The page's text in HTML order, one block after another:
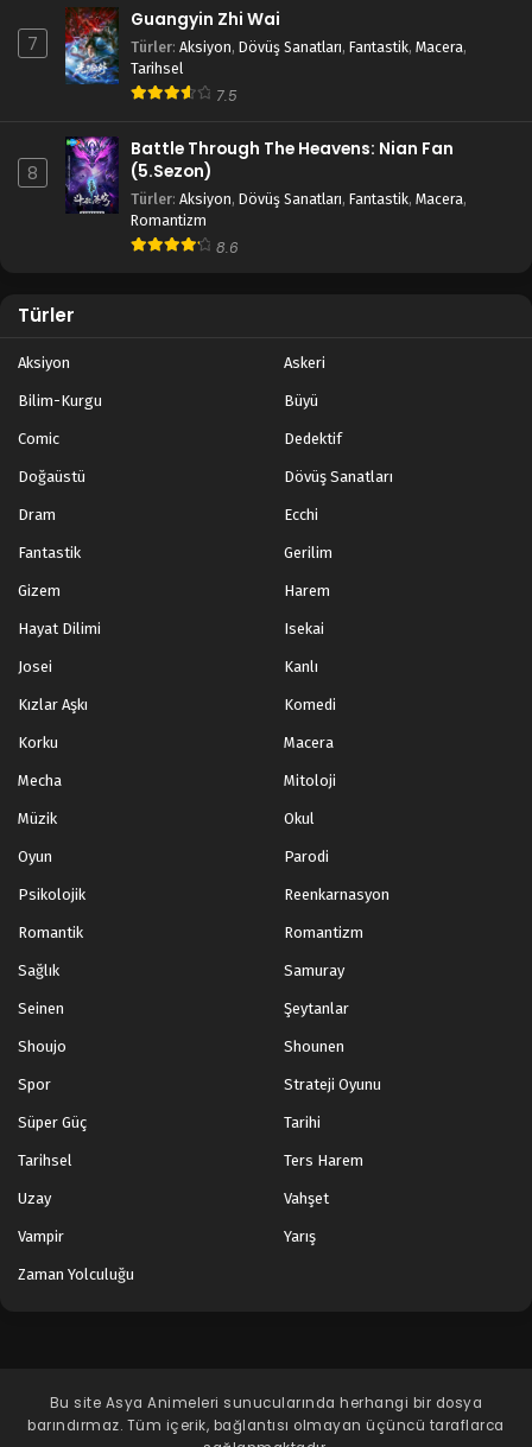
7
Guangyin Zhi Wai
Türler: Aksiyon, Dövüş Sanatları, Fantastik, Macera,
Tarihsel
7.5
8
Battle Through The Heavens: Nian Fan
(5.Sezon)
Türler: Aksiyon, Dövüş Sanatları, Fantastik, Macera,
Romantizm
8.6
Türler
Aksiyon Askeri
Bilim-Kurgu Büyü
Comic Dedektif
Doğaüstü Dövüş Sanatları
Dram Ecchi
Fantastik Gerilim
Gizem Harem
Hayat Dilimi Isekai
Josei Kanlı
Kızlar Aşkı Komedi
Korku Macera
Mecha Mitoloji
Müzik Okul
Oyun Parodi
Psikolojik Reenkarnasyon
Romantik Romantizm
Sağlık Samuray
Seinen Şeytanlar
Shoujo Shounen
Spor Strateji Oyunu
Süper Güç Tarihi
Tarihsel Ters Harem
Uzay Vahşet
Vampir Yarış
Zaman Yolculuğu
Bu site Asya Animeleri sunucularında herhangi bir dosya
barındırmaz. Tüm içerik, bağlantısı olmayan üçüncü taraflarca